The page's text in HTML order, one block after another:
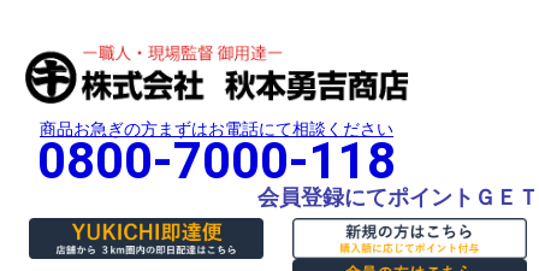
商品お急ぎの方まずはお電話にて相談ください
0800-7000-118
会員登録にてポイントＧＥＴ